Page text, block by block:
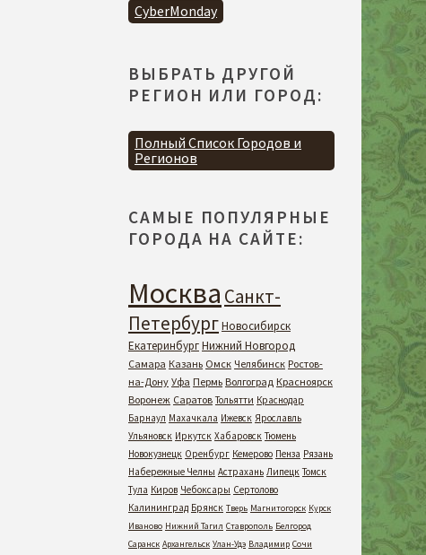
CyberMonday
ВЫБРАТЬ ДРУГОЙ
РЕГИОН ИЛИ ГОРОД:
Полный Список Городов и
Регионов
САМЫЕ ПОПУЛЯРНЫЕ
ГОРОДА НА САЙТЕ:
Москва Санкт-
ПетербургНовосибирск
ЕкатеринбургНижний Новгород
Самара Казань Омск Челябинск Ростов-
на-Дону Уфа Пермь Волгоград Красноярск
Воронеж Саратов Тольятти Краснодар
Барнаул Махачкала Ижевск Ярославль
Ульяновск Иркутск Хабаровск Тюмень
Новокузнецк Оренбург Кемерово Пенза Рязань
Набережные Челны Астрахань Липецк Томск
Тула Киров Чебоксары Сертолово
Калининград Брянск Тверь Магнитогорск Курск
Иваново Нижний Тагил Ставрополь Белгород
Саранск Архангельск Улан-Удэ Владимир Сочи